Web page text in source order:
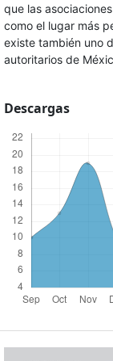
que las
como el lugar más
existe también uno
autoritarios de
Descargas